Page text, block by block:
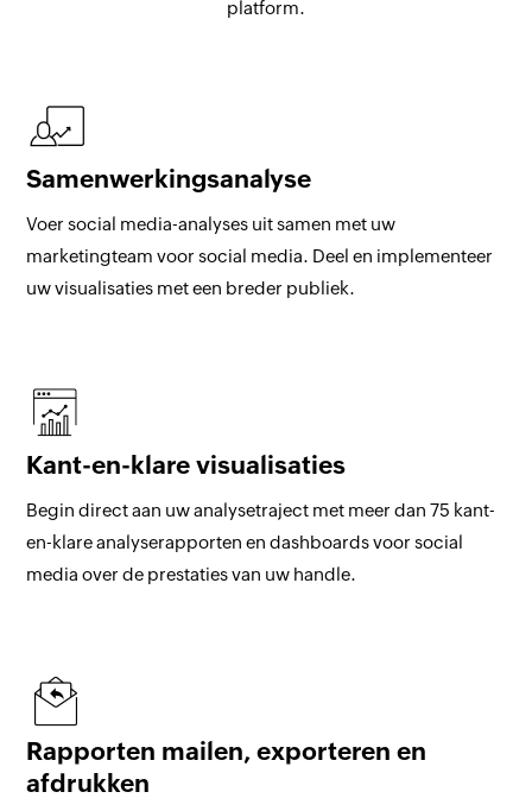
platform.
Samenwerkingsanalyse
Voer social media-analyses uit samen met uw
marketingteam voor social media. Deel en implementeer
uw visualisaties met een breder publiek.
Kant-en-klare visualisaties
Begin direct aan uw analysetraject met meer dan 75 kant-
en-klare analyserapporten en dashboards voor social
media over de prestaties van uw handle.
Rapporten mailen, exporteren en
afdrukken